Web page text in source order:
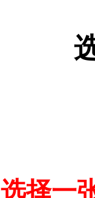
选择一